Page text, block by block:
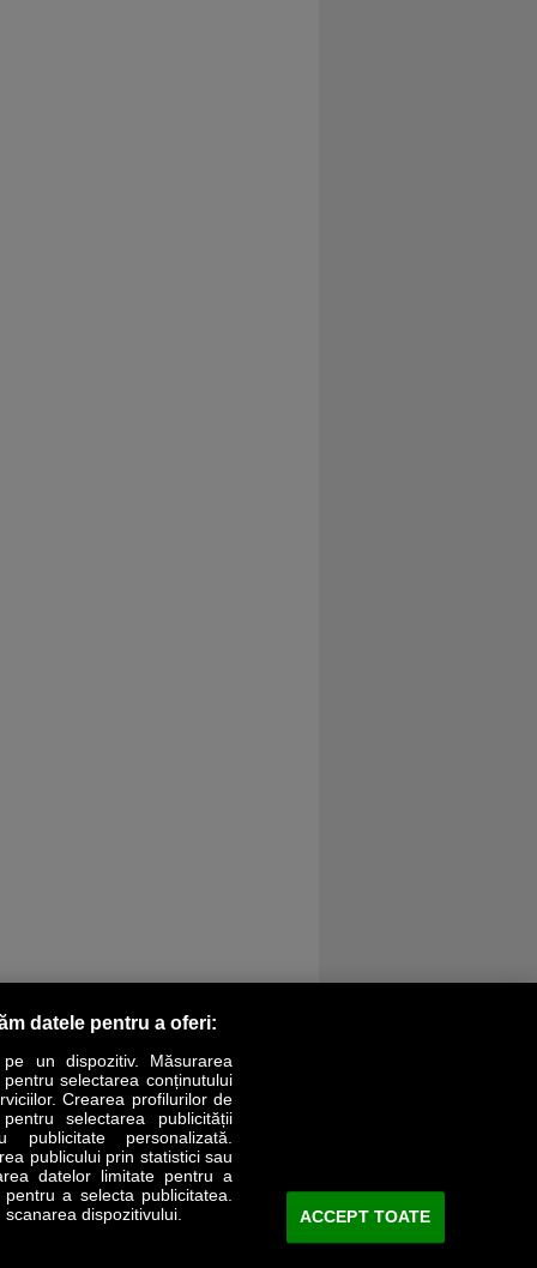
LIFESTYLE SPECIAL OPINII
Revista Business Magazin
datele pentru a oferi:
un dispozitiv. Măsurarea
selectarea conținutului
Crearea profilurilor de
selectarea publicității
publicitate personalizată.
publicului prin statistici sau
datelor limitate pentru a
a selecta publicitatea.
dispozitivului.
ACCEPT TOATE